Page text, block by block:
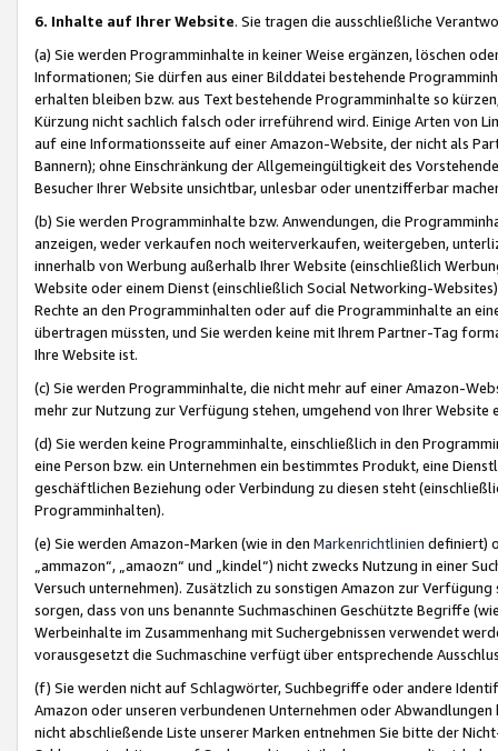
6. Inhalte auf Ihrer Website. Sie tragen die ausschließliche
(a) Sie werden Programminhalte in keiner Weise ergänzen, löschen
Informationen; Sie dürfen aus einer Bilddatei bestehende
erhalten bleiben bzw. aus Text bestehende Programminhalte so
Kürzung nicht sachlich falsch oder irreführend wird. Einige Arten von
auf eine Informationsseite auf einer Amazon-Website, der nicht als
Bannern); ohne Einschränkung der Allgemeingültigkeit des
Besucher Ihrer Website unsichtbar, unlesbar oder unentzifferbar
(b) Sie werden Programminhalte bzw. Anwendungen, die
anzeigen, weder verkaufen noch weiterverkaufen, weitergeben,
innerhalb von Werbung außerhalb Ihrer Website (einschließlich
Website oder einem Dienst (einschließlich Social Networking-
Rechte an den Programminhalten oder auf die Programminhalte an
übertragen müssten, und Sie werden keine mit Ihrem Partner-Tag
Ihre Website ist.
(c) Sie werden Programminhalte, die nicht mehr auf einer Amazon-
mehr zur Nutzung zur Verfügung stehen, umgehend von Ihrer
(d) Sie werden keine Programminhalte, einschließlich in den
eine Person bzw. ein Unternehmen ein bestimmtes Produkt, eine
geschäftlichen Beziehung oder Verbindung zu diesen steht
Programminhalten).
(e) Sie werden Amazon-Marken (wie in den Markenrichtlinien definiert)
„ammazon“, „amaozn“ und „kindel“) nicht zwecks Nutzung in einer
Versuch unternehmen). Zusätzlich zu sonstigen Amazon zur
sorgen, dass von uns benannte Suchmaschinen Geschützte Begriffe
Werbeinhalte im Zusammenhang mit Suchergebnissen verwendet
vorausgesetzt die Suchmaschine verfügt über entsprechende
(f) Sie werden nicht auf Schlagwörter, Suchbegriffe oder andere
Amazon oder unseren verbundenen Unternehmen oder
nicht abschließende Liste unserer Marken entnehmen Sie bitte der